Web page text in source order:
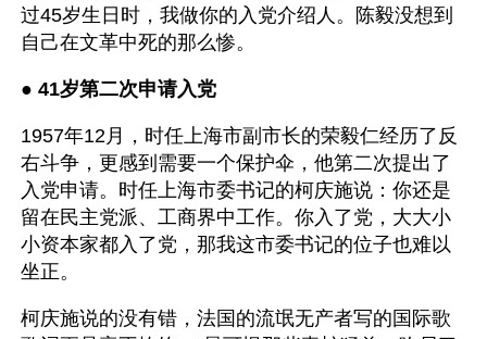
过45岁生日时，我做你的入党介绍人。陈毅没想到
自己在文革中死的那么惨。
● 41岁第二次申请入党
1957年12月，时任上海市副市长的荣毅仁经历了反
右斗争，更感到需要一个保护伞，他第二次提出了
入党申请。时任上海市委书记的柯庆施说：你还是
留在民主党派、工商界中工作。你入了党，大大小
小资本家都入了党，那我这市委书记的位子也难以
坐正。
柯庆施说的没有错，法国的流氓无产者写的国际歌